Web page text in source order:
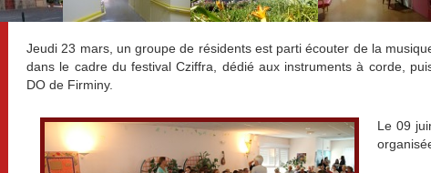
Jeudi 23 mars, un groupe de résidents est parti écouter de la
dans le cadre du festival Cziffra, dédié aux instruments à corde,
DO de Firminy.
Le 09